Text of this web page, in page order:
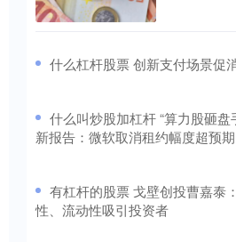
什么杠杆股票 创新支付场景促
什么叫炒股加杠杆 “算力股砸盘
新报告：微软取消租约幅度超预期
有杠杆的股票 戈壁创投曹嘉泰
性、流动性吸引投资者